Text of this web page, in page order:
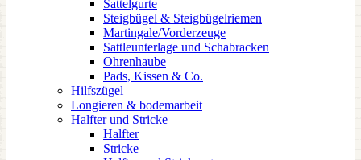
Sattelgurte
Steigbügel & Steigbügelriemen
Martingale/Vorderzeuge
Sattleunterlage und Schabracken
Ohrenhaube
Pads, Kissen & Co.
Hilfszügel
Longieren & bodemarbeit
Halfter und Stricke
Halfter
Stricke